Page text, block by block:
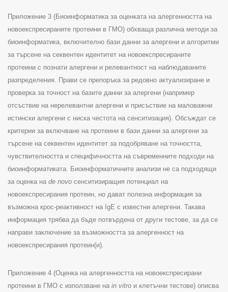
Приложение 3 (Биоинформатика за оценката на алергенността на
новоекспресираните протеини в ГМО) обхваща различна методи за
биоинформатика, включително бази данни за алергени и алгоритми
за търсене на секвентен идентитет на новоекспресираните
протеини с познати алергени и релевантност на наблюдаваните
разпределения
Прави се препоръка за редовно актуализиране и
проверка за точност на базите данни за алергени (например
отсъствие на нерелевантни алергени и присъствие на маловажни
истински алергени с ниска честота на сенситизация). Обсъждат се
критерии за включване на протеини в бази данни за алергени за
търсене на секвентен идентитет за подобряване на точността,
чувствителността и специфичността на съвременните подходи на
биоинформатиката
Биоинформатичните анализи не са подходящи
за оценка на de novo сенситизиращия потенциал на
новоекспресирания протеин, но дават полезна информация за
възможна крос-реактивност на IgE с известни алергени. Такава
информация трябва да бъде потвърдена от други тестове, за да се
направи заключение за възможността за алергенност на
новоекспресирания протеин(и).
Приложение 4 (Оценка на алергенността на новоекспресирани
протеини в ГМО с използване на in vitro и клетъчни тестове) описва